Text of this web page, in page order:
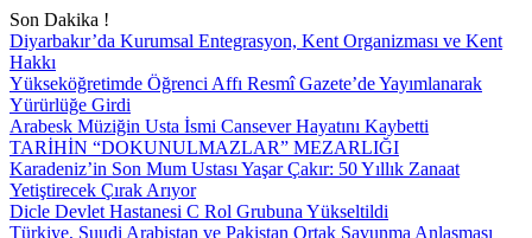
Son Dakika !
Diyarbakır’da Kurumsal Entegrasyon, Kent Organizması ve Kent
Hakkı
Yükseköğretimde Öğrenci Affı Resmî Gazete’de Yayımlanarak
Yürürlüğe Girdi
Arabesk Müziğin Usta İsmi Cansever Hayatını Kaybetti
TARİHİN “DOKUNULMAZLAR” MEZARLIĞI
Karadeniz’in Son Mum Ustası Yaşar Çakır: 50 Yıllık Zanaat
Yetiştirecek Çırak Arıyor
Dicle Devlet Hastanesi C Rol Grubuna Yükseltildi
Türkiye, Suudi Arabistan ve Pakistan Ortak Savunma Anlaşması